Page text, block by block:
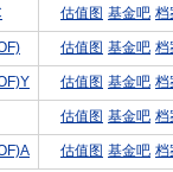
估值图 基金吧 档
估值图 基金吧 档
估值图 基金吧 档
估值图 基金吧 档
估值图 基金吧 档